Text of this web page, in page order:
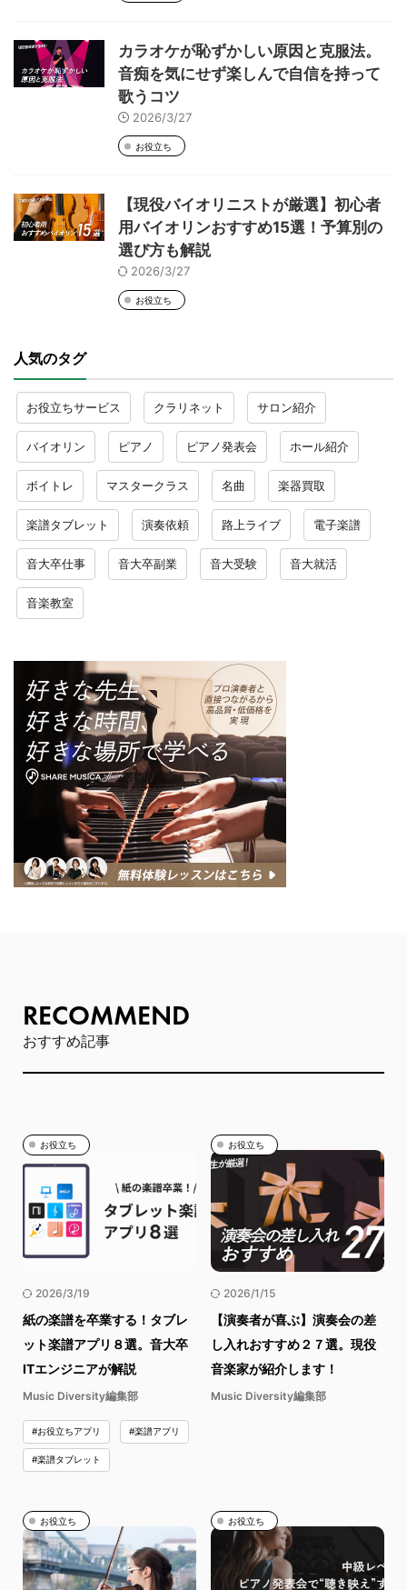
カラオケが恥ずかしい原因と克服法。
音痴を気にせず楽しんで自信を持って
歌うコツ
2026/3/27
お役立ち
【現役バイオリニストが厳選】初心者
用バイオリンおすすめ15選！予算別の
選び方も解説
2026/3/27
お役立ち
人気のタグ
お役立ちサービス クラリネット サロン紹介
バイオリン ピアノ ピアノ発表会 ホール紹介
ボイトレ マスタークラス 名曲 楽器買取
楽譜タブレット 演奏依頼 路上ライブ 電子楽譜
音大卒仕事 音大卒副業 音大受験 音大就活
音楽教室
RECOMMEND
おすすめ記事
お役立ち
2026/3/19
紙の楽譜を卒業する！タブレ
ット楽譜アプリ８選。音大卒
ITエンジニアが解説
Music Diversity編集部
#お役立ちアプリ #楽譜アプリ
#楽譜タブレット
お役立ち
2026/1/15
【演奏者が喜ぶ】演奏会の差
し入れおすすめ２７選。現役
音楽家が紹介します！
Music Diversity編集部
お役立ち お役立ち